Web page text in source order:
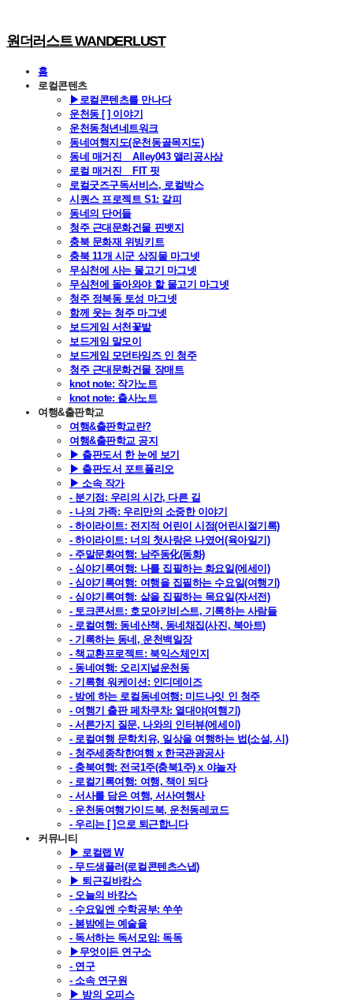
원더러스트 WANDERLUST
홈
로컬콘텐츠
▶로컬콘텐츠를 만나다
운천동 [ ] 이야기
운천동청년네트워크
동네여행지도(운천동골목지도)
동네 매거진 _ Alley043 앨리공사삼
로컬 매거진 _ FIT 핏
로컬굿즈구독서비스, 로컬박스
시퀀스 프로젝트 S1: 갈피
동네의 단어들
청주 근대문화건물 핀뱃지
충북 문화재 위빙키트
충북 11개 시군 상징물 마그넷
무심천에 사는 물고기 마그넷
무심천에 돌아와야 할 물고기 마그넷
청주 정북동 토성 마그넷
함께 웃는 청주 마그넷
보드게임 서천꽃밭
보드게임 말모이
보드게임 모던타임즈 인 청주
청주 근대문화건물 장매트
knot note: 작가노트
knot note: 출사노트
여행&출판학교
여행&출판학교란?
여행&출판학교 공지
▶ 출판도서 한 눈에 보기
▶ 출판도서 포트폴리오
▶ 소속 작가
- 분기점: 우리의 시간, 다른 길
- 나의 가족: 우리만의 소중한 이야기
- 하이라이트: 전지적 어린이 시점(어린시절기록)
- 하이라이트: 너의 첫사랑은 나였어(육아일기)
- 주말문화여행: 남주동化(동화)
- 심야기록여행: 나를 집필하는 화요일(에세이)
- 심야기록여행: 여행을 집필하는 수요일(여행기)
- 심야기록여행: 삶을 집필하는 목요일(자서전)
- 토크콘서트: 호모아키비스트, 기록하는 사람들
- 로컬여행: 동네산책, 동네채집(사진, 북아트)
- 기록하는 동네, 운천백일장
- 책교환프로젝트: 북익스체인지
- 동네여행: 오리지널운천동
- 기록형 워케이션: 인디데이즈
- 밤에 하는 로컬동네여행: 미드나잇 인 청주
- 여행기 출판 페차쿠차: 열대야(여행기)
- 서른가지 질문, 나와의 인터뷰(에세이)
- 로컬여행 문학치유, 일상을 여행하는 법(소설, 시)
- 청주세종착한여행 x 한국관광공사
- 충북여행: 전국1주(충북1주) x 야놀자
- 로컬기록여행: 여행, 책이 되다
- 서사를 담은 여행, 서사여행사
- 운천동여행가이드북, 운천동레코드
- 우리는 [ ]으로 퇴근합니다
커뮤니티
▶ 로컬랩 W
- 무드샘플러(로컬콘텐츠스냅)
▶ 퇴근길바캉스
- 오늘의 바캉스
- 수요일엔 수학공부: 쑤쑤
- 봄밤에는 예술을
- 독서하는 독서모임: 독독
▶무엇이든 연구소
- 연구
- 소속 연구원
▶ 밤의 오피스